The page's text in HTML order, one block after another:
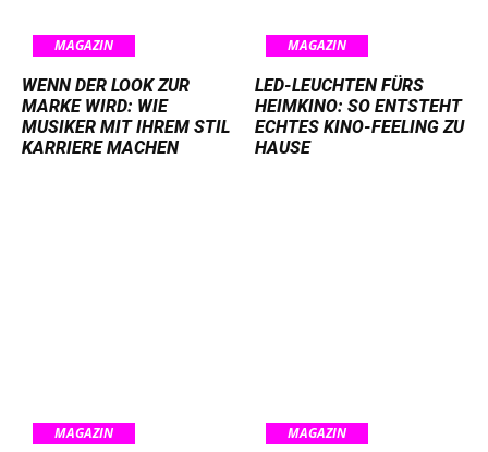
MAGAZIN
WENN DER LOOK ZUR
MARKE WIRD: WIE
MUSIKER MIT IHREM STIL
KARRIERE MACHEN
MAGAZIN
LED-LEUCHTEN FÜRS
HEIMKINO: SO ENTSTEHT
ECHTES KINO-FEELING ZU
HAUSE
MAGAZIN MAGAZIN